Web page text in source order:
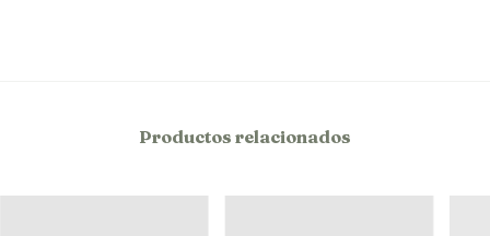
Productos relacionados